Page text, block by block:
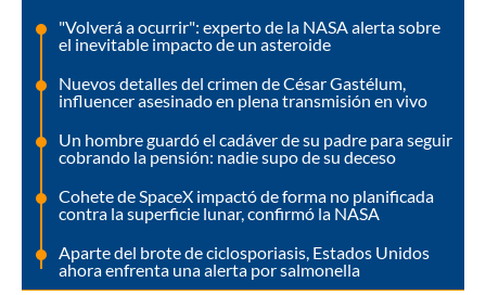
"Volverá a ocurrir": experto de la NASA alerta sobre
el inevitable impacto de un asteroide
Nuevos detalles del crimen de César Gastélum,
influencer asesinado en plena transmisión en vivo
Un hombre guardó el cadáver de su padre para seguir
cobrando la pensión: nadie supo de su deceso
Cohete de SpaceX impactó de forma no planificada
contra la superficie lunar, confirmó la NASA
Aparte del brote de ciclosporiasis, Estados Unidos
ahora enfrenta una alerta por salmonella